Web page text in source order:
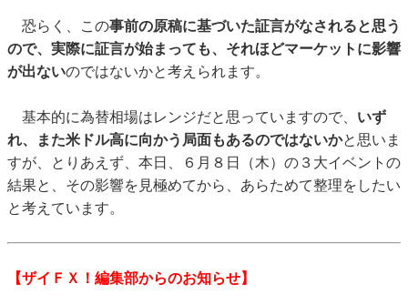
恐らく、この事前の原稿に基づいた証言がなされると思う
ので、実際に証言が始まっても、それほどマーケットに影響
が出ないのではないかと考えられます。
基本的に為替相場はレンジだと思っていますので、 いず
れ、また米ドル高に向かう局面もあるのではないかと思いま
すが、とりあえず、本日、６月８日（木）の３大イベントの
結果と、その影響を見極めてから、あらためて整理をしたい
と考えています。
【ザイＦＸ！編集部からのお知らせ】